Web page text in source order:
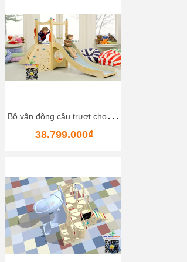
B
ộ vận động cầu trượt cho bé Bằng gỗ Size 300x150x170 Cm Happy Kids Wood Slide
38.799.000₫